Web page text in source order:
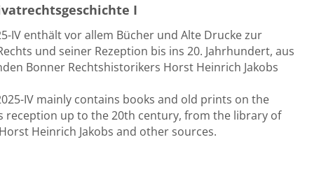
I
IV enthält vor allem Bücher und Alte Drucke zur
und seiner Rezeption bis ins 20. Jahrhundert, aus
Bonner Rechtshistorikers Horst Heinrich Jakobs
IV mainly contains books and old prints on the
reception up to the 20th century, from the library of
Heinrich Jakobs and other sources.